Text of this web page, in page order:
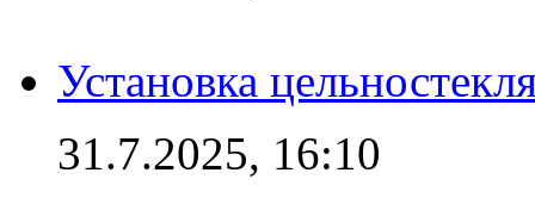
Установка
31.7.2025, 16:10